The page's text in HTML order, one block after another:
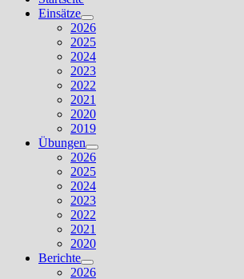
Einsätze
Untermenü
anzeigen
2026
2025
2024
2023
2022
2021
2020
2019
Übungen
Untermenü
anzeigen
2026
2025
2024
2023
2022
2021
2020
Berichte
Untermenü
2026